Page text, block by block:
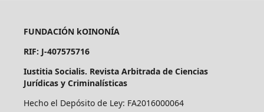
FUNDACIÓN kOINONÍA
RIF: J-407575716
Iustitia Socialis. Revista Arbitrada de Ciencias
Jurídicas y Criminalísticas
Hecho el Depósito de Ley: FA2016000064